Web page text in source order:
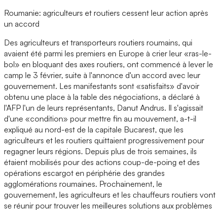
Roumanie: agriculteurs et routiers cessent leur action après
un accord
Des agriculteurs et transporteurs routiers roumains, qui
avaient été parmi les premiers en Europe à crier leur «ras-le-
bol» en bloquant des axes routiers, ont commencé à lever le
camp le 3 février, suite à l'annonce d'un accord avec leur
gouvernement. Les manifestants sont «satisfaits» d'avoir
obtenu une place à la table des négociations, a déclaré à
l'AFP l'un de leurs représentants, Danut Andrus. Il s'agissait
d'une «condition» pour mettre fin au mouvement, a-t-il
expliqué au nord-est de la capitale Bucarest, que les
agriculteurs et les routiers quittaient progressivement pour
regagner leurs régions. Depuis plus de trois semaines, ils
étaient mobilisés pour des actions coup-de-poing et des
opérations escargot en périphérie des grandes
agglomérations roumaines. Prochainement, le
gouvernement, les agriculteurs et les chauffeurs routiers vont
se réunir pour trouver les meilleures solutions aux problèmes